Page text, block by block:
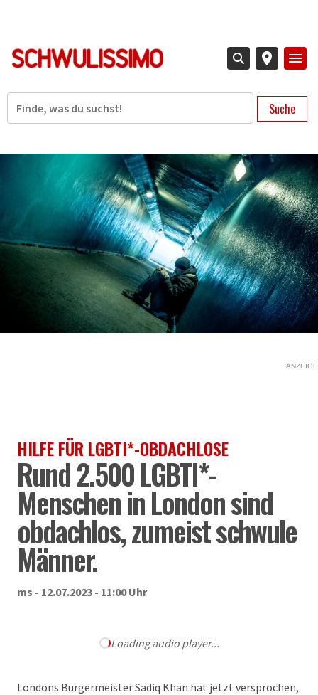
Suche
ANZEIGE
HILFE FÜR LGBTI*-OBDACHLOSE
Rund 2.500 LGBTI*-
Menschen in London sind
obdachlos, zumeist schwule
Männer.
ms - 12.07.2023 - 11:00 Uhr
Loading audio player...
Londons Bürgermeister Sadiq Khan hat jetzt versprochen,